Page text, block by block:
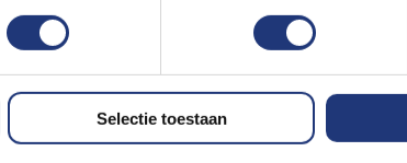
Selectie toestaan